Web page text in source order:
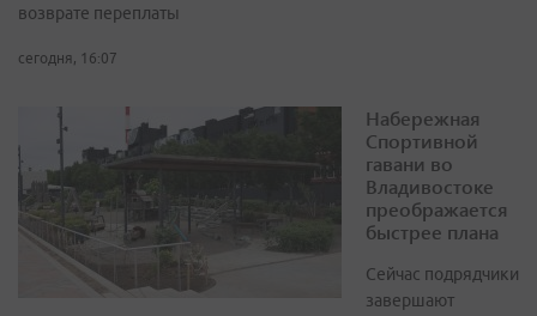
возврате переплаты
сегодня, 16:07
Набережная
Спортивной
гавани во
Владивостоке
преображается
быстрее плана
Сейчас подрядчики
завершают